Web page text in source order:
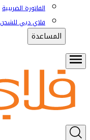
الفاتورة الضريبية
فلاي دبي للشحن
المساعدة